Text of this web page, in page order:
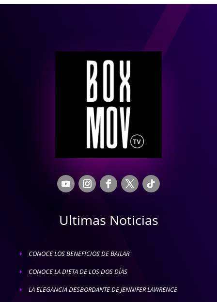
Ultimas Noticias
E CONOCE LOS BENEFICIOS DE BAILAR
E CONOCE LA DIETA DE LOS DOS DÍAS
E LA ELEGANCIA DESBORDANTE DE JENNIFER LAWRENCE